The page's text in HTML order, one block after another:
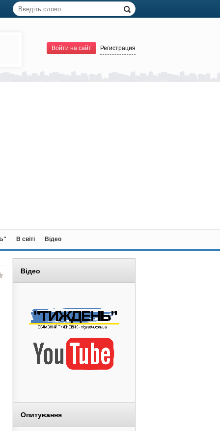
Войти на сайт Регистрация
В світі Відео
Відео
Опитування